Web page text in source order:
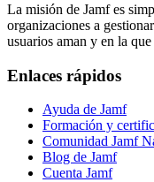
La misión de Jamf es
organizaciones a
usuarios aman y en la
Enlaces rápidos
Ayuda de Jamf
Formación y
Comunidad Jamf
Blog de Jamf
Cuenta Jamf